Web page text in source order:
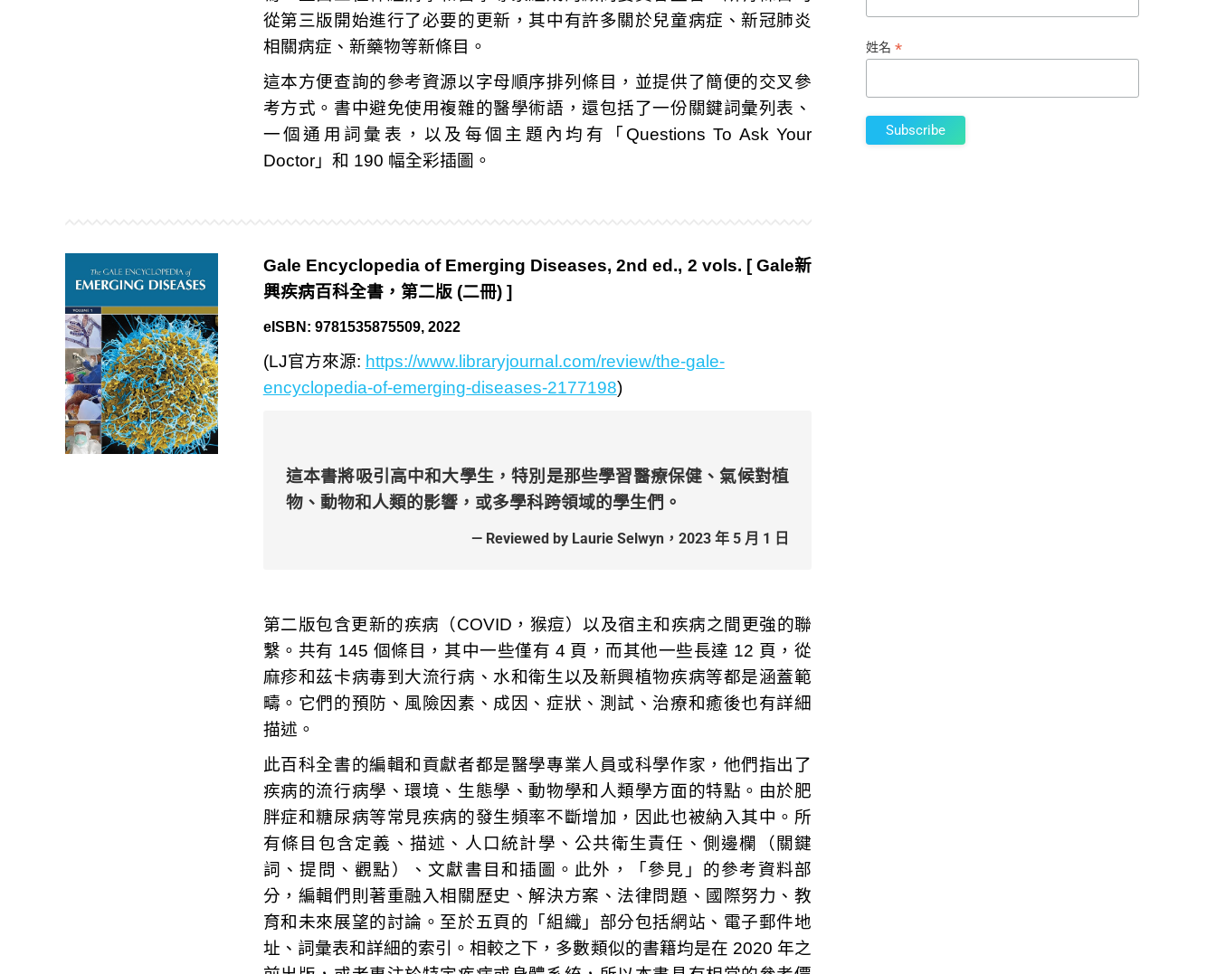
從第三版開始進行了必要的更新，其中有許多關於兒童病症、新冠肺炎
相關病症、新藥物等新條目。
這本方便查詢的參考資源以字母順序排列條目，並提供了簡便的交叉參
考方式。書中避免使用複雜的醫學術語，還包括了一份關鍵詞彙列表、
一個通用詞彙表，以及每個主題內均有「Questions To Ask Your
Doctor」和 190 幅全彩插圖。
Gale Encyclopedia of Emerging Diseases, 2nd ed., 2 vols. [ Gale新
興疾病百科全書，第二版 (二冊) ]
eISBN: 9781535875509, 2022
(LJ官方來源: https://www.libraryjournal.com/review/the-gale-
encyclopedia-of-emerging-diseases-2177198)
這本書將吸引高中和大學生，特別是那些學習醫療保健、氣候對植
物、動物和人類的影響，或多學科跨領域的學生們。
— Reviewed by Laurie Selwyn，2023 年 5 月 1 日
第二版包含更新的疾病（COVID，猴痘）以及宿主和疾病之間更強的聯
繫。共有 145 個條目，其中一些僅有 4 頁，而其他一些長達 12 頁，從
麻疹和茲卡病毒到大流行病、水和衛生以及新興植物疾病等都是涵蓋範
疇。它們的預防、風險因素、成因、症狀、測試、治療和癒後也有詳細
描述。
此百科全書的編輯和貢獻者都是醫學專業人員或科學作家，他們指出了
疾病的流行病學、環境、生態學、動物學和人類學方面的特點。由於肥
胖症和糖尿病等常見疾病的發生頻率不斷增加，因此也被納入其中。所
有條目包含定義、描述、人口統計學、公共衛生責任、側邊欄（關鍵
詞、提問、觀點）、文獻書目和插圖。此外，「參見」的參考資料部
分，編輯們則著重融入相關歷史、解決方案、法律問題、國際努力、教
育和未來展望的討論。至於五頁的「組織」部分包括網站、電子郵件地
址、詞彙表和詳細的索引。相較之下，多數類似的書籍均是在 2020 年之
姓名 *